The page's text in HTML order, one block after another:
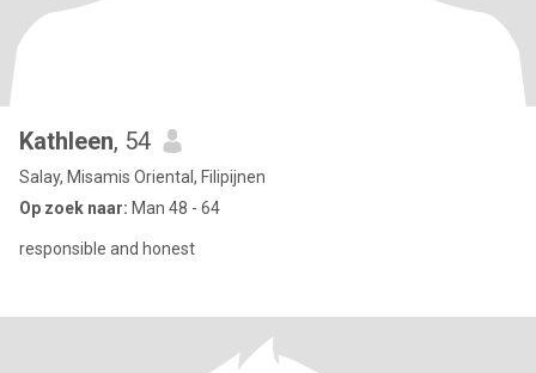
Kathleen, 54
Salay, Misamis Oriental, Filipijnen
Op zoek naar: Man 48 - 64
responsible and honest